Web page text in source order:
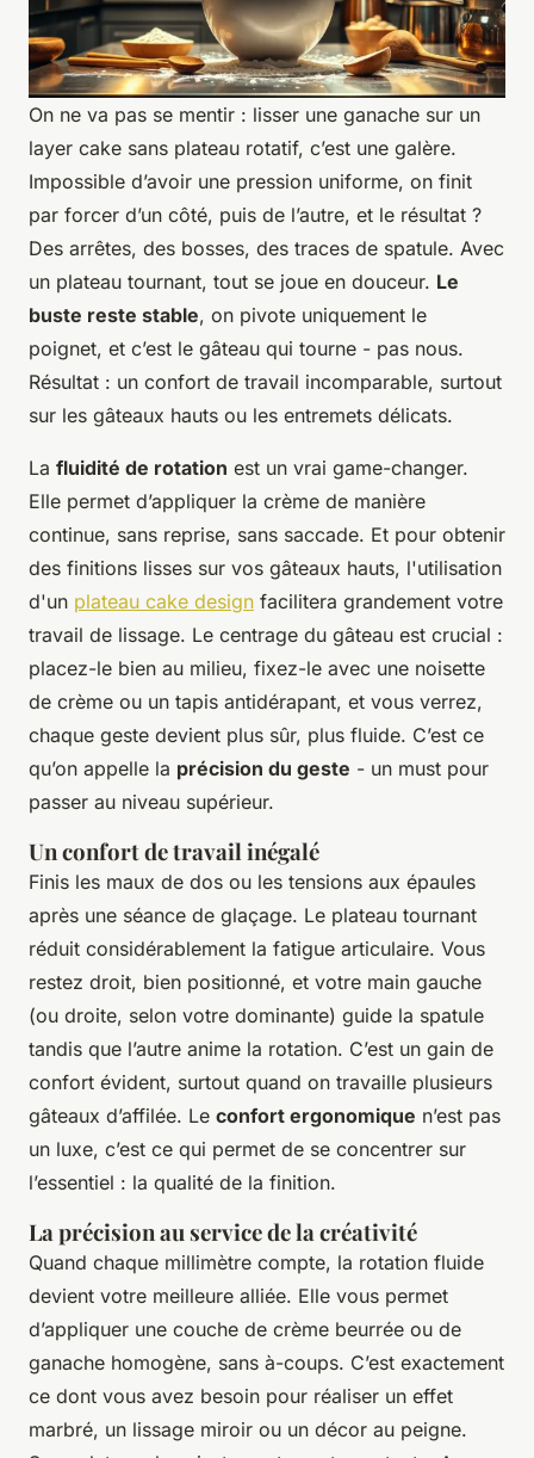
On ne va pas se mentir : lisser une ganache sur un
layer cake sans plateau rotatif, c’est une galère.
Impossible d’avoir une pression uniforme, on finit
par forcer d’un côté, puis de l’autre, et le résultat ?
Des arrêtes, des bosses, des traces de spatule. Avec
un plateau tournant, tout se joue en douceur. Le
buste reste stable, on pivote uniquement le
poignet, et c’est le gâteau qui tourne - pas nous.
Résultat : un confort de travail incomparable, surtout
sur les gâteaux hauts ou les entremets délicats.
La fluidité de rotation est un vrai game-changer.
Elle permet d’appliquer la crème de manière
continue, sans reprise, sans saccade. Et pour obtenir
des finitions lisses sur vos gâteaux hauts, l'utilisation
d'un plateau cake design facilitera grandement votre
travail de lissage. Le centrage du gâteau est crucial :
placez-le bien au milieu, fixez-le avec une noisette
de crème ou un tapis antidérapant, et vous verrez,
chaque geste devient plus sûr, plus fluide. C’est ce
qu’on appelle la précision du geste - un must pour
passer au niveau supérieur.
Un confort de travail inégalé
Finis les maux de dos ou les tensions aux épaules
après une séance de glaçage. Le plateau tournant
réduit considérablement la fatigue articulaire. Vous
restez droit, bien positionné, et votre main gauche
(ou droite, selon votre dominante) guide la spatule
tandis que l’autre anime la rotation. C’est un gain de
confort évident, surtout quand on travaille plusieurs
gâteaux d’affilée. Le confort ergonomique n’est pas
un luxe, c’est ce qui permet de se concentrer sur
l’essentiel : la qualité de la finition.
La précision au service de la créativité
Quand chaque millimètre compte, la rotation fluide
devient votre meilleure alliée. Elle vous permet
d’appliquer une couche de crème beurrée ou de
ganache homogène, sans à-coups. C’est exactement
ce dont vous avez besoin pour réaliser un effet
marbré, un lissage miroir ou un décor au peigne.